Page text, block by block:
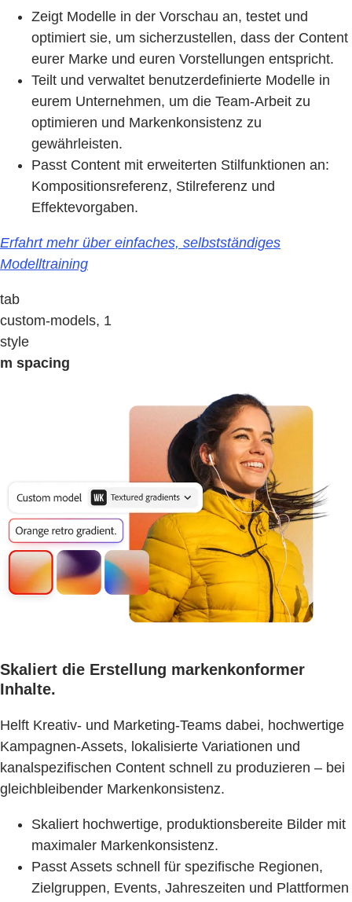
Zeigt Modelle in der Vorschau an, testet und
optimiert sie, um sicherzustellen, dass der Content
eurer Marke und euren Vorstellungen entspricht.
Teilt und verwaltet benutzerdefinierte Modelle in
eurem Unternehmen, um die Team-Arbeit zu
optimieren und Markenkonsistenz zu
gewährleisten.
Passt Content mit erweiterten Stilfunktionen an:
Kompositionsreferenz, Stilreferenz und
Effektevorgaben.
Erfahrt mehr über einfaches, selbstständiges
Modelltraining
tab
custom-models, 1
style
m spacing
Skaliert die Erstellung markenkonformer
Inhalte.
Helft Kreativ- und Marketing-Teams dabei, hochwertige
Kampagnen-Assets, lokalisierte Variationen und
kanalspezifischen Content schnell zu produzieren – bei
gleichbleibender Markenkonsistenz.
Skaliert hochwertige, produktionsbereite Bilder mit
maximaler Markenkonsistenz.
Passt Assets schnell für spezifische Regionen,
Zielgruppen, Events, Jahreszeiten und Plattformen